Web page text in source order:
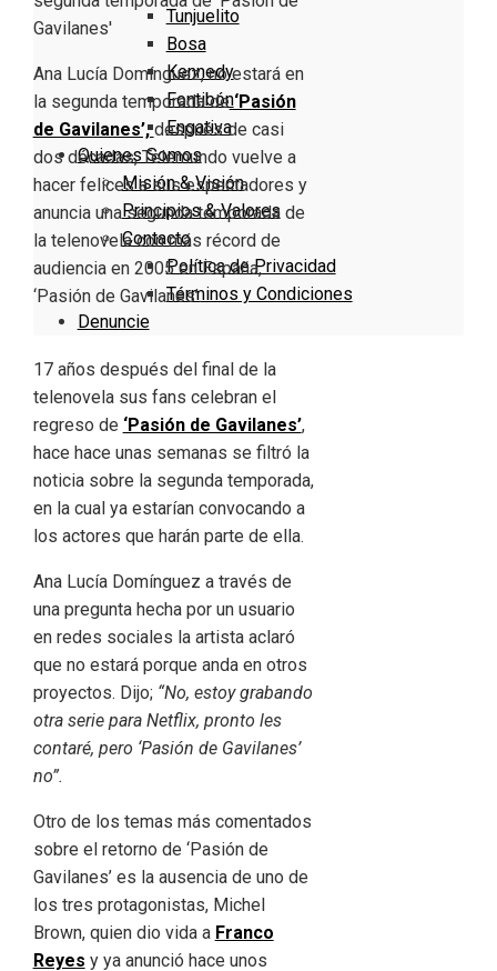
Tunjuelito
Bosa
Kennedy
Fontibón
Engativa
Quienes Somos
Misión & Visión
Principios & Valores
Contacto
Política de Privacidad
Términos y Condiciones
Denuncie
Ana Lucía Domínguez, no estará en
la segunda temporada de‘Pasión
de Gavilanes’,después de casi
dos décadas, Telemundo vuelve a
hacer felices a sus espectadores y
anuncia una segunda temporada de
la telenovela con más récord de
audiencia en 2005 en España,
‘Pasión de Gavilanes’.
17 años después del final de la
telenovela sus fans celebran el
regreso de ‘Pasión de Gavilanes’,
hace hace unas semanas se filtró la
noticia sobre la segunda temporada,
en la cual ya estarían convocando a
los actores que harán parte de ella.
Ana Lucía Domínguez a través de
una pregunta hecha por un usuario
en redes sociales la artista aclaró
que no estará porque anda en otros
proyectos. Dijo;“No, estoy grabando
otra serie para Netflix, pronto les
contaré, pero ‘Pasión de Gavilanes’
no”.
Otro de los temas más comentados
sobre el retorno de ‘Pasión de
Gavilanes’ es la ausencia de uno de
los tres protagonistas, Michel
Brown, quien dio vida a Franco
Reyes y ya anunció hace unos